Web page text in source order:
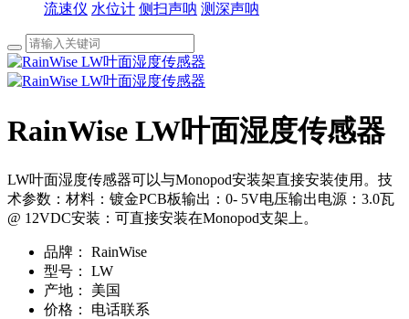
流速仪 水位计 侧扫声呐 测深声呐
RainWise LW叶面湿度传感器
LW叶面湿度传感器可以与Monopod安装架直接安装使用。技
术参数：材料：镀金PCB板输出：0- 5V电压输出电源：3.0瓦
@ 12VDC安装：可直接安装在Monopod支架上。
品牌：
RainWise
型号：
LW
产地：
美国
价格：
电话联系